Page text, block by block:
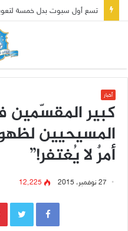
أخبار
كبير المقسّمين
المسيحيين
أمرٌ لا يُغتفر!”
27 نوفمبر، 2015 12٬225